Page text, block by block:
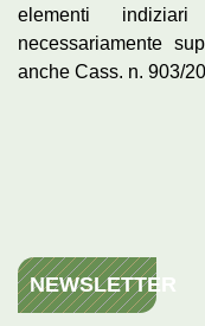
elementi
necessariamente
anche Cass. n. 903/
NEWSLETTER